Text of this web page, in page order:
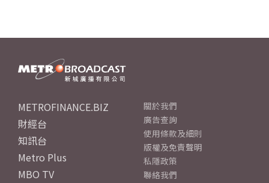
METROFINANCE.BIZ
財經台
知訊台
Metro Plus
MBO TV
關於我們
廣告查詢
使用條款及細則
版權及免責聲明
私隱政策
聯絡我們